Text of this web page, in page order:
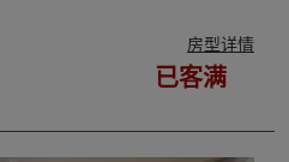
房型详情
已客满